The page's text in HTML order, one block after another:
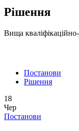
Рішення
Вища
Постанови
Рішення
18
Чер
Постанови